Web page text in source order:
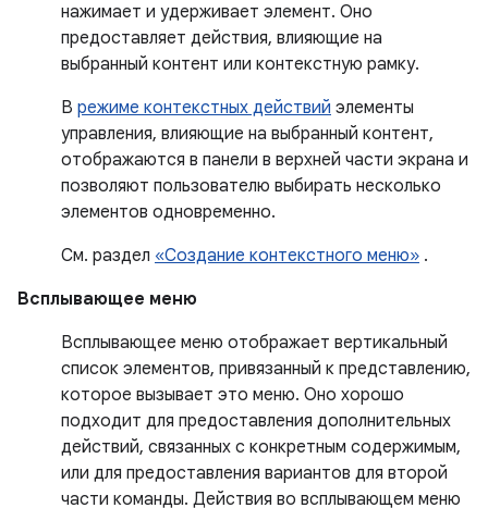
нажимает и удерживает элемент. Оно
предоставляет действия, влияющие на
выбранный контент или контекстную рамку.
В режиме контекстных действий элементы
управления, влияющие на выбранный контент,
отображаются в панели в верхней части экрана и
позволяют пользователю выбирать несколько
элементов одновременно.
См. раздел «Создание контекстного меню» .
Всплывающее меню
Всплывающее меню отображает вертикальный
список элементов, привязанный к представлению,
которое вызывает это меню. Оно хорошо
подходит для предоставления дополнительных
действий, связанных с конкретным содержимым,
или для предоставления вариантов для второй
части команды. Действия во всплывающем меню